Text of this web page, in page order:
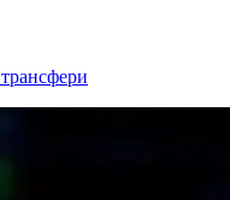
трансфери